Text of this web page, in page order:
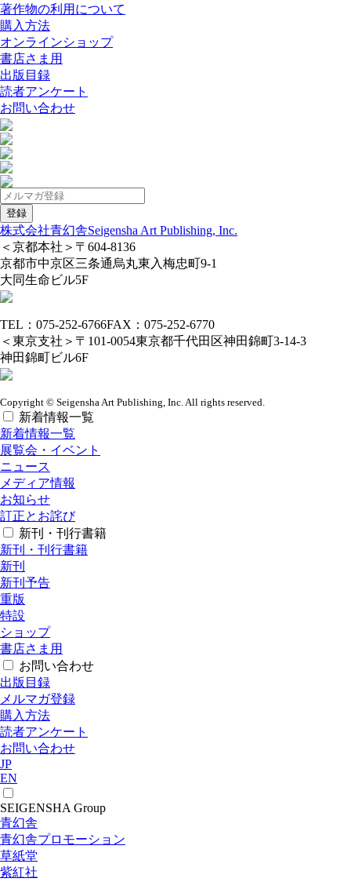
著作物の利用について
購入方法
オンラインショップ
書店さま用
出版目録
読者アンケート
お問い合わせ
株式会社青幻舎Seigensha Art Publishing, Inc.
＜京都本社＞ 〒604-8136
京都市中京区三条通烏丸東入梅忠町9-1
大同生命ビル5F
TEL：075-252-6766FAX：075-252-6770
＜東京支社＞ 〒101-0054東京都千代田区神田錦町3-14-3
神田錦町ビル6F
Copyright © Seigensha Art Publishing, Inc. All rights reserved.
新着情報一覧
新着情報一覧
展覧会・イベント
ニュース
メディア情報
お知らせ
訂正とお詫び
新刊・刊行書籍
新刊・刊行書籍
新刊
新刊予告
重版
特設
ショップ
書店さま用
お問い合わせ
出版目録
メルマガ登録
購入方法
読者アンケート
お問い合わせ
JP
EN
SEIGENSHA Group
青幻舎
青幻舎プロモーション
草紙堂
紫紅社